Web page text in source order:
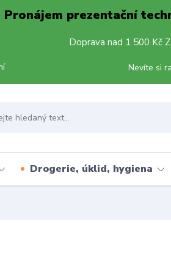
Pronájem prezentační
Doprava nad 1 500 Kč
Nevíte si
Drogerie, úklid, hygiena